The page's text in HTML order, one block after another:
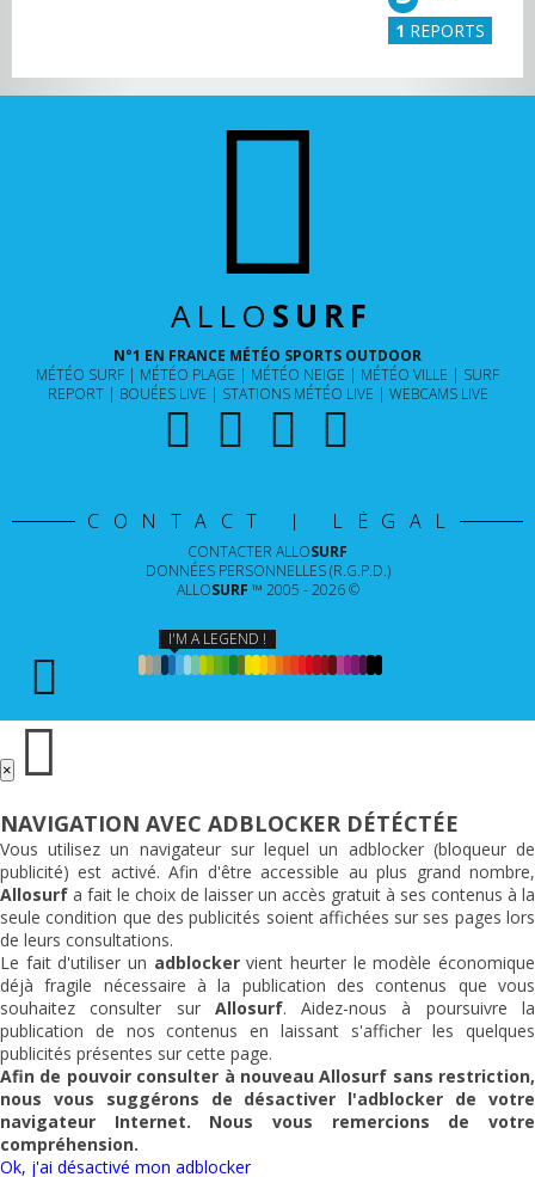
1 REPORTS
ALLO SURF
N°1 EN FRANCE MÉTÉO SPORTS OUTDOOR
MÉTÉO SURF
MÉTÉO PLAGE MÉTÉO NEIGE MÉTÉO VILLE
SURF
REPORT
BOUÉES LIVE STATIONS MÉTÉO LIVE WEBCAMS LIVE
CONTACT | LÉGAL
CONTACTER ALLOSURF
DONNÉES PERSONNELLES (R.G.P.D.)
ALLOSURF ™ 2005 - 2026 ©
I'M A LEGEND !
×
NAVIGATION AVEC ADBLOCKER DÉTÉCTÉE
Vous utilisez un navigateur sur lequel un adblocker (bloqueur de
publicité) est activé. Afin d'être accessible au plus grand nombre,
Allosurf a fait le choix de laisser un accès gratuit à ses contenus à la
seule condition que des publicités soient affichées sur ses pages lors
de leurs consultations.
Le fait d'utiliser un adblockervient heurter le modèle économique
déjà fragile nécessaire à la publication des contenus que vous
souhaitez consulter sur Allosurf. Aidez-nous à poursuivre la
publication de nos contenus en laissant s'afficher les quelques
publicités présentes sur cette page.
Afin de pouvoir consulter à nouveauAllosurf sans restriction,
nous vous suggérons de désactiver l'adblocker de votre
navigateur Internet. Nous vous remercions de votre
compréhension.
Ok, j'ai désactivé mon adblocker